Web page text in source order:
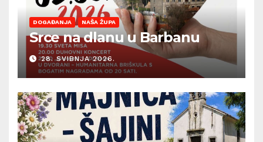
DOGAĐANJA NAŠA ŽUPA
Srce na dlanu u Barbanu
28. SVIBNJA 2026.